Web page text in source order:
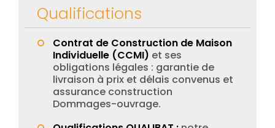
Qualifications
Contrat de Construction de Maison
Individuelle (CCMI) et ses
obligations légales : garantie de
livraison à prix et délais convenus et
assurance construction
Dommages-ouvrage.